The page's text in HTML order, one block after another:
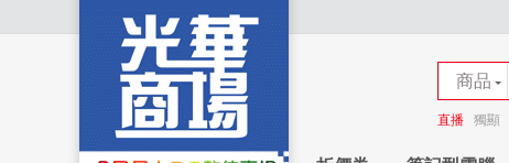
商品
商店
直播 獨顯